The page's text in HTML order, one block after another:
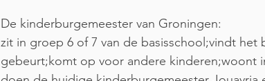
De kinderburgemeester van Groningen:
zit in groep 6 of 7 van de basisschool;vindt het
gebeurt;komt op voor andere kinderen;woont